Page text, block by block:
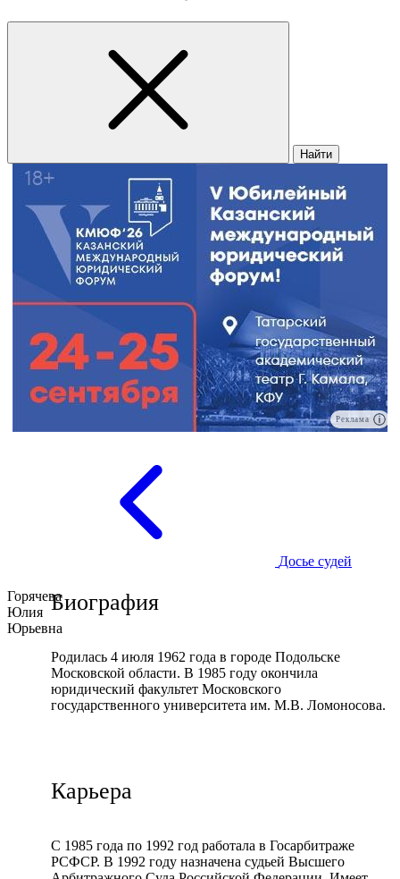
Найти
Реклама
Досье судей
Горячева
Юлия
Юрьевна
Биография
Родилась 4 июля 1962 года в городе Подольске
Московской области. В 1985 году окончила
юридический факультет Московского
государственного университета им. М.В. Ломоносова.
Карьера
С 1985 года по 1992 год работала в Госарбитраже
РСФСР. В 1992 году назначена судьей Высшего